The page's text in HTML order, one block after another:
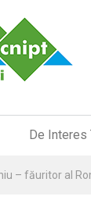
De Interes
– făuritor al